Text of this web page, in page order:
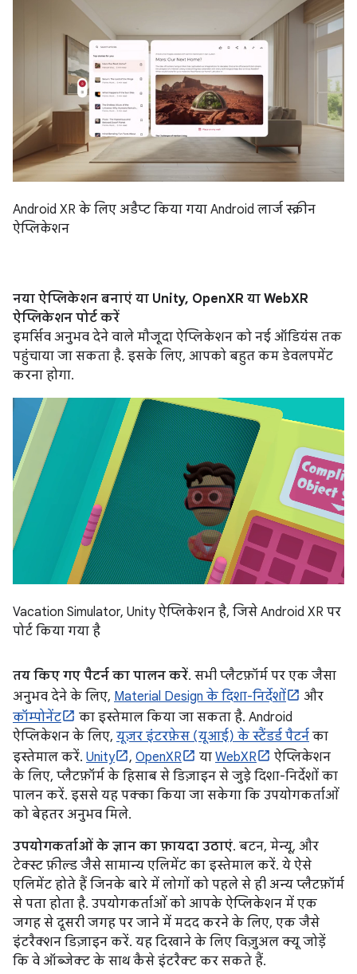
Android XR के लिए अडैप्ट किया गया Android लार्ज स्क्रीन
ऐप्लिकेशन
नया ऐप्लिकेशन बनाएं या Unity, OpenXR या WebXR
ऐप्लिकेशन पोर्ट करें
इमर्सिव अनुभव देने वाले मौजूदा ऐप्लिकेशन को नई ऑडियंस तक
पहुंचाया जा सकता है. इसके लिए, आपको बहुत कम डेवलपमेंट
करना होगा.
Vacation Simulator, Unity ऐप्लिकेशन है, जिसे Android XR पर
पोर्ट किया गया है
तय किए गए पैटर्न का पालन करें. सभी प्लैटफ़ॉर्म पर एक जैसा
अनुभव देने के लिए, Material Design के दिशा-निर्देशों
और
कॉम्पोनेंट
का इस्तेमाल किया जा सकता है. Android
ऐप्लिकेशन के लिए, यूज़र इंटरफ़ेस (यूआई) के स्टैंडर्ड पैटर्न का
इस्तेमाल करें. Unity , OpenXR या WebXR
ऐप्लिकेशन
के लिए, प्लैटफ़ॉर्म के हिसाब से डिज़ाइन से जुड़े दिशा-निर्देशों का
पालन करें. इससे यह पक्का किया जा सकेगा कि उपयोगकर्ताओं
को बेहतर अनुभव मिले.
उपयोगकर्ताओं के ज्ञान का फ़ायदा उठाएं. बटन, मेन्यू, और
टेक्स्ट फ़ील्ड जैसे सामान्य एलिमेंट का इस्तेमाल करें. ये ऐसे
एलिमेंट होते हैं जिनके बारे में लोगों को पहले से ही अन्य प्लैटफ़ॉर्म
से पता होता है. उपयोगकर्ताओं को आपके ऐप्लिकेशन में एक
जगह से दूसरी जगह पर जाने में मदद करने के लिए, एक जैसे
इंटरैक्शन डिज़ाइन करें. यह दिखाने के लिए विज़ुअल क्यू जोड़ें
कि वे ऑब्जेक्ट के साथ कैसे इंटरैक्ट कर सकते हैं.